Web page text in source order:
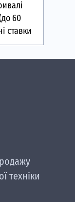
60
ставки
техніки